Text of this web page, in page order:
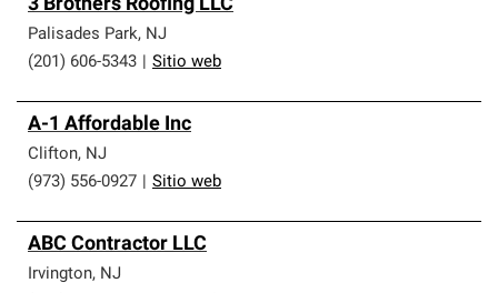
3 Brothers Roofing LLC
Palisades Park, NJ
(201) 606-5343
Sitio web
A-1 Affordable Inc
Clifton, NJ
(973) 556-0927
Sitio web
ABC Contractor LLC
Irvington, NJ